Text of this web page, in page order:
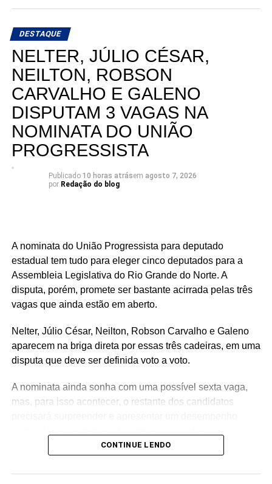
DESTAQUE
NELTER, JÚLIO CÉSAR,
NEILTON, ROBSON
CARVALHO E GALENO
DISPUTAM 3 VAGAS NA
NOMINATA DO UNIÃO
PROGRESSISTA
Publicado 10 horas atrásem agosto 7, 2026
por Redação do blog
A nominata do União Progressista para deputado
estadual tem tudo para eleger cinco deputados para a
Assembleia Legislativa do Rio Grande do Norte. A
disputa, porém, promete ser bastante acirrada pelas três
vagas que ainda estão em aberto.
Nelter, Júlio César, Neilton, Robson Carvalho e Galeno
aparecem na briga direta por essas três cadeiras, em uma
disputa que deve ser definida voto a voto.
A nominata ainda sonha com uma possível sexta vaga,
mas, para isso acontecer, o restante dos candidatos
Teoricamente, Kleber Rodrigues e Cinthia, esposa de
Allyson Bezerra, pré-candidato ao Governo do Estado,
CONTINUE LENDO